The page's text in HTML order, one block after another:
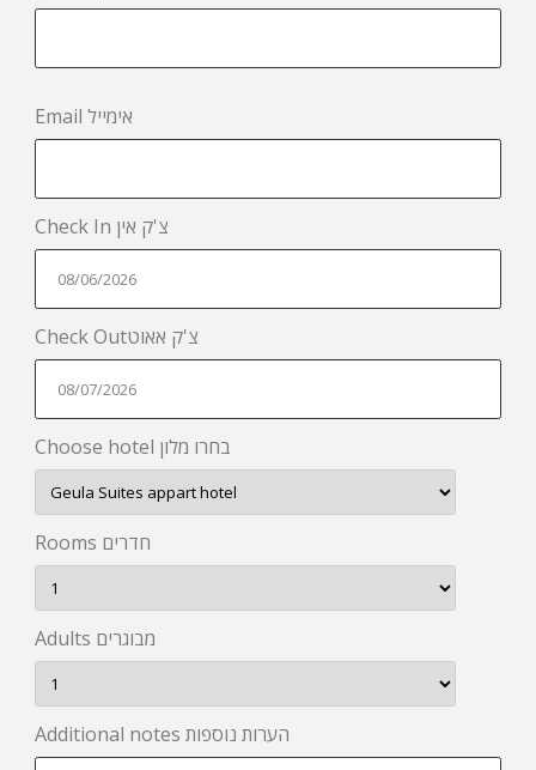
Email אימייל
Check In צ'ק אין
Check Outצ'ק אאוט
Choose hotel בחרו מלון
Rooms חדרים
Adults מבוגרים
Additional notes הערות נוספות